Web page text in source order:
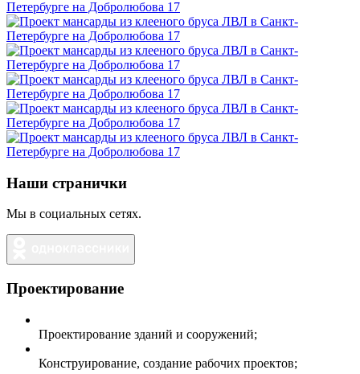
Наши странички
Мы в социальных сетях.
Проектирование
Проектирование зданий и сооружений;
Конструирование, создание рабочих проектов;